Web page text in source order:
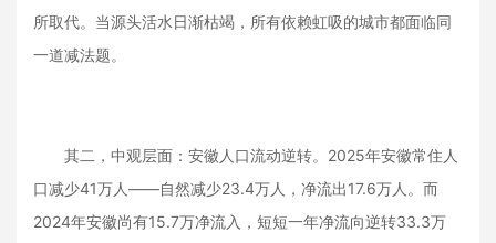
所取代。当源头活水日渐枯竭，所有依赖虹吸的城市都面临同
一道减法题。
其二，中观层面：安徽人口流动逆转。2025年安徽常住人
口减少41万人——自然减少23.4万人，净流出17.6万人。而
2024年安徽尚有15.7万净流入，短短一年净流向逆转33.3万